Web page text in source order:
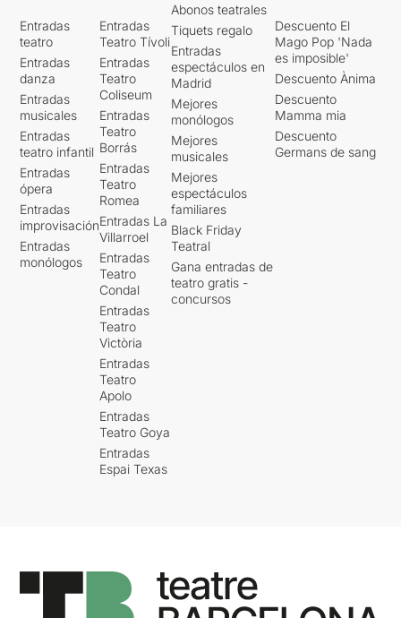
Entradas
teatro
Entradas
danza
Entradas
musicales
Entradas
teatro infantil
Entradas
ópera
Entradas
improvisación
Entradas
monólogos
Entradas
Teatro Tívoli
Entradas
Teatro
Coliseum
Entradas
Teatro
Borrás
Entradas
Teatro
Romea
Entradas La
Villarroel
Entradas
Teatro
Condal
Entradas
Teatro
Victòria
Entradas
Teatro
Apolo
Entradas
Teatro Goya
Entradas
Espai Texas
Abonos teatrales
Tiquets regalo
Entradas
espectáculos en
Madrid
Mejores
monólogos
Mejores
musicales
Mejores
espectáculos
familiares
Black Friday
Teatral
Gana entradas de
teatro gratis -
concursos
Descuento El
Mago Pop 'Nada
es imposible'
Descuento Ànima
Descuento
Mamma mia
Descuento
Germans de sang